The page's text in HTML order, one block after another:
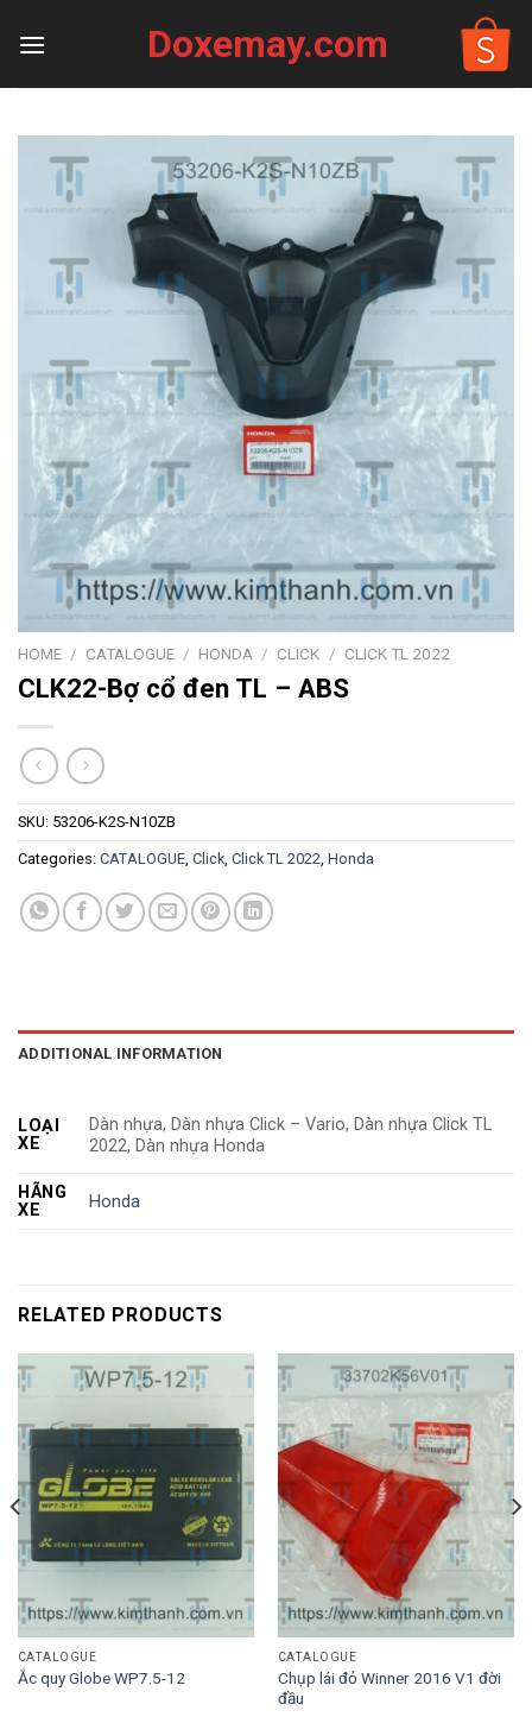
Doxemay.com
HOME / CATALOGUE / HONDA / CLICK / CLICK TL 2022
CLK22-Bợ cổ đen TL – ABS
SKU: 53206-K2S-N10ZB
Categories: CATALOGUE, Click, Click TL 2022, Honda
ADDITIONAL INFORMATION
LOẠI
XE
Dàn nhựa, Dàn nhựa Click – Vario, Dàn nhựa Click TL
2022, Dàn nhựa Honda
HÃNG
XE
Honda
RELATED PRODUCTS
CATALOGUE
Ắc quy Globe WP7.5-12
CATALOGUE
Chụp lái đỏ Winner 2016 V1 đời
đầu